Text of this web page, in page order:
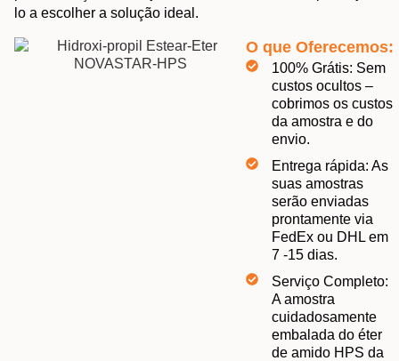
lo a escolher a solução ideal.
O que Oferecemos:
100% Grátis: Sem
custos ocultos –
cobrimos os custos
da amostra e do
envio.
Entrega rápida: As
suas amostras
serão enviadas
prontamente via
FedEx ou DHL em
7 -15 dias.
Serviço Completo:
A amostra
cuidadosamente
embalada do éter
de amido HPS da